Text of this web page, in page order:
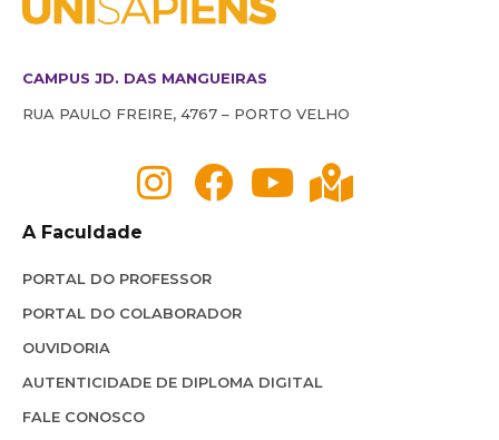
CAMPUS JD. DAS MANGUEIRAS
RUA PAULO FREIRE, 4767 – PORTO VELHO
A Faculdade
PORTAL DO PROFESSOR
PORTAL DO COLABORADOR
OUVIDORIA
AUTENTICIDADE DE DIPLOMA DIGITAL
FALE CONOSCO